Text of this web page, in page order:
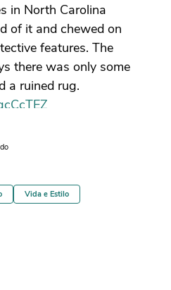
in North Carolina
of it and chewed on
features. The
there was only some
a ruined rug.
Vida e Estilo